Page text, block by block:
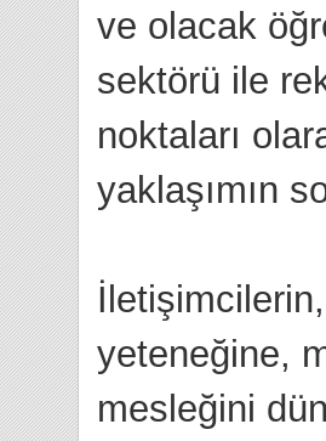
ve olacak
sektörü ile
noktaları
yaklaşımın
yeteneğine,
mesleğini